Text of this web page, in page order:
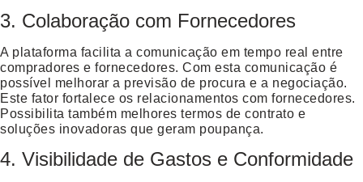
3. Colaboração com Fornecedores
A plataforma facilita a comunicação em tempo real entre
compradores e fornecedores. Com esta comunicação é
possível melhorar a previsão de procura e a negociação.
Este fator fortalece os relacionamentos com fornecedores.
Possibilita também melhores termos de contrato e
soluções inovadoras que geram poupança.
4. Visibilidade de Gastos e Conformidade